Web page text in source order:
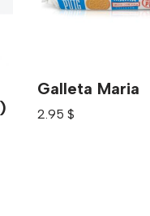
Galleta Maria
2.95 $